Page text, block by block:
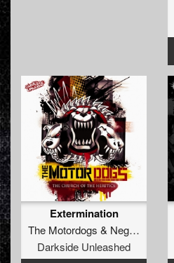
Extermination
The Motordogs & Negative A
Darkside Unleashed